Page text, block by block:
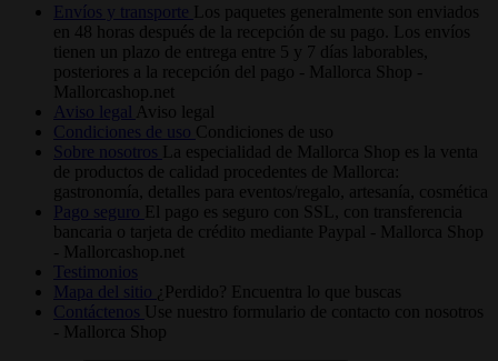
Envíos y transporte Los paquetes generalmente son enviados
en 48 horas después de la recepción de su pago. Los envíos
tienen un plazo de entrega entre 5 y 7 días laborables,
posteriores a la recepción del pago - Mallorca Shop -
Mallorcashop.net
Aviso legal
Aviso legal
Condiciones de uso Condiciones de uso
Sobre nosotros La especialidad de Mallorca Shop es la venta
de productos de calidad procedentes de Mallorca:
gastronomía, detalles para eventos/regalo, artesanía, cosmética
Pago seguro El pago es seguro con SSL, con transferencia
bancaria o tarjeta de crédito mediante Paypal - Mallorca Shop
- Mallorcashop.net
Testimonios
Mapa del sitio
¿Perdido? Encuentra lo que buscas
Contáctenos Use nuestro formulario de contacto con nosotros
- Mallorca Shop